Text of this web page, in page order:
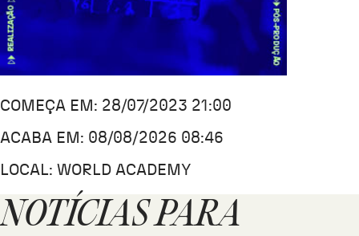
COMEÇA EM: 28/07/2023 21:00
ACABA EM: 08/08/2026 08:46
LOCAL: WORLD ACADEMY
NOTÍCIAS PARA